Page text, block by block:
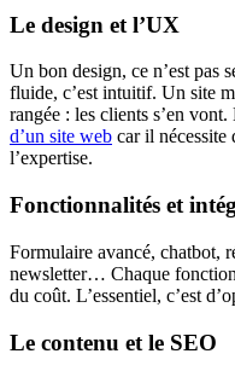
Le design et l’UX
Un bon design, ce n’est pas
fluide, c’est intuitif. Un site
rangée : les clients s’en
d’un site web car il nécessite
l’expertise.
Fonctionnalités et
Formulaire avancé, chatbot,
newsletter… Chaque
du coût. L’essentiel, c’est
Le contenu et le SEO